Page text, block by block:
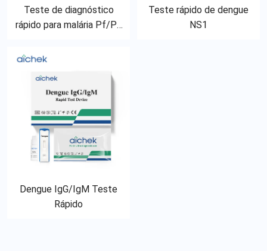
Teste de diagnóstico
rápido para malária Pf/Pv
Teste rápido de dengue
NS1
Dengue IgG/IgM Teste
Rápido